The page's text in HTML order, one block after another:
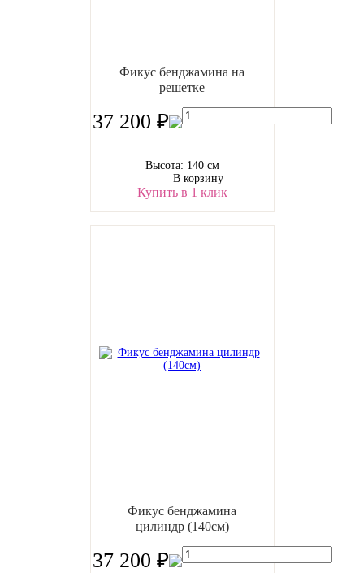
Фикус бенджамина на
решетке
37 200 ₽
Высота: 140 см
В корзину
Купить в 1 клик
Фикус бенджамина
цилиндр (140см)
37 200 ₽